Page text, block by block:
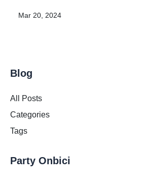
Mar 20, 2024
Blog
All Posts
Categories
Tags
Party Onbici